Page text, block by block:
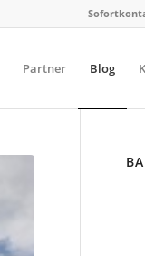
Partner Blog